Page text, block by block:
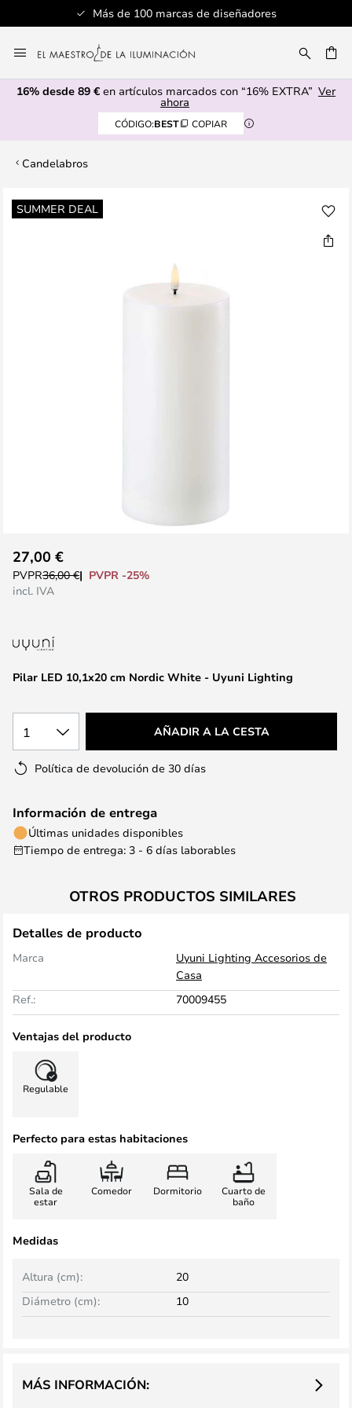
Más de 100 marcas de diseñadores
al
contenido
16% desde 89 € en artículos marcados con “16% EXTRA” Ver
ahora
CÓDIGO:BEST COPIAR
Candelabros
SUMMER DEAL
Saltar
al
comienzo
galería
imágenes
Pilar LED 10,1x20 cm Nordic White - Uyuni Lighting
27,00 €
PVPR36,00 €
PVPR -25%
incl. IVA
1 AÑADIR A LA CESTA
Política de devolución de 30 días
Información de entrega
Últimas unidades disponibles
Tiempo de entrega: 3 - 6 días laborables
OTROS PRODUCTOS SIMILARES
Detalles de producto
Marca
Uyuni Lighting Accesorios de
Casa
Ref.:
70009455
Ventajas del producto
Regulable
Perfecto para estas habitaciones
Sala de
estar
Comedor Dormitorio
Cuarto de
baño
Medidas
Altura (cm):
20
Diámetro (cm):
10
MÁS INFORMACIÓN: